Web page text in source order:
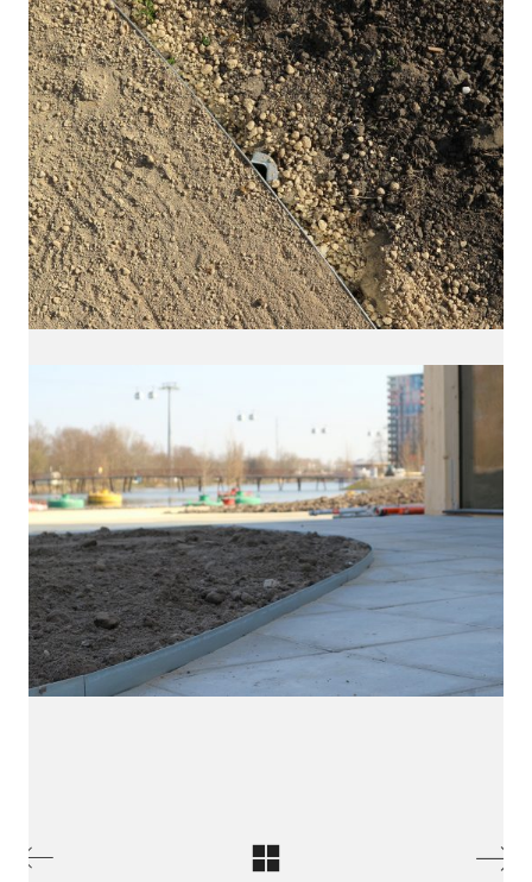
Ik hoor het graag!
Zoek je iemand om een openstaande functie als
ontwerper te vervullen of heb je een project waar je mij
voor in wil zetten? Neem gerustcontact
HALLO@SIEDSMEDEMBLIK.NL BEKIJK MIJN CV